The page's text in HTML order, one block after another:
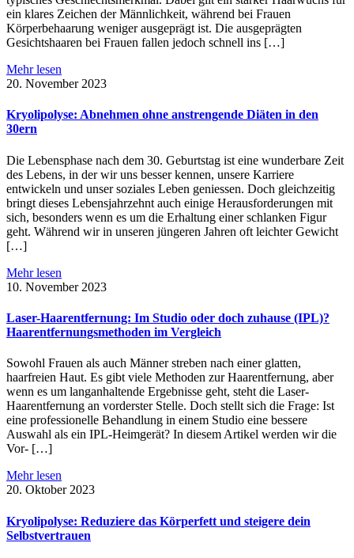
ein klares Zeichen der Männlichkeit, während bei Frauen
Körperbehaarung weniger ausgeprägt ist. Die ausgeprägten
Gesichtshaaren bei Frauen fallen jedoch schnell ins […]
Mehr lesen
20. November 2023
Kryolipolyse: Abnehmen ohne anstrengende Diäten in den
30ern
Die Lebensphase nach dem 30. Geburtstag ist eine wunderbare Zeit
des Lebens, in der wir uns besser kennen, unsere Karriere
entwickeln und unser soziales Leben geniessen. Doch gleichzeitig
bringt dieses Lebensjahrzehnt auch einige Herausforderungen mit
sich, besonders wenn es um die Erhaltung einer schlanken Figur
geht. Während wir in unseren jüngeren Jahren oft leichter Gewicht
[…]
Mehr lesen
10. November 2023
Laser-Haarentfernung: Im Studio oder doch zuhause (IPL)?
Haarentfernungsmethoden im Vergleich
Sowohl Frauen als auch Männer streben nach einer glatten,
haarfreien Haut. Es gibt viele Methoden zur Haarentfernung, aber
wenn es um langanhaltende Ergebnisse geht, steht die Laser-
Haarentfernung an vorderster Stelle. Doch stellt sich die Frage: Ist
eine professionelle Behandlung in einem Studio eine bessere
Auswahl als ein IPL-Heimgerät? In diesem Artikel werden wir die
Vor- […]
Mehr lesen
20. Oktober 2023
Kryolipolyse: Reduziere das Körperfett und steigere dein
Selbstvertrauen